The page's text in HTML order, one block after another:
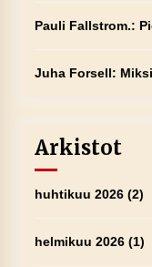
Pauli Fallstrom.:
Juha Forsell:
Arkistot
huhtikuu 2026(2)
helmikuu 2026(1)